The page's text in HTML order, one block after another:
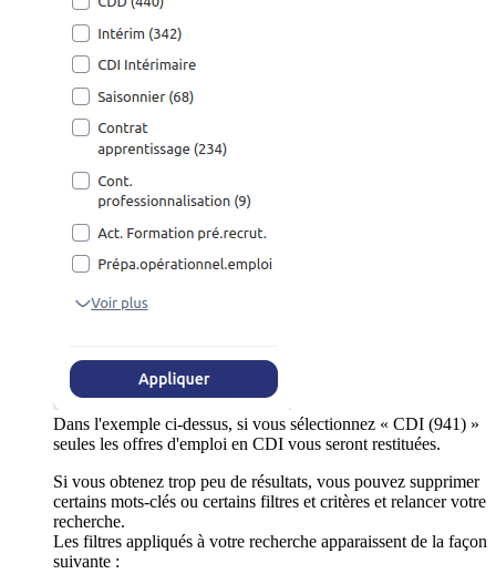
Dans l'exemple ci-dessus, si vous sélectionnez « CDI (941) »
seules les offres d'emploi en CDI vous seront restituées.
Si vous obtenez trop peu de résultats, vous pouvez supprimer
certains mots-clés ou certains filtres et critères et relancer votre
recherche.
Les filtres appliqués à votre recherche apparaissent de la façon
suivante :